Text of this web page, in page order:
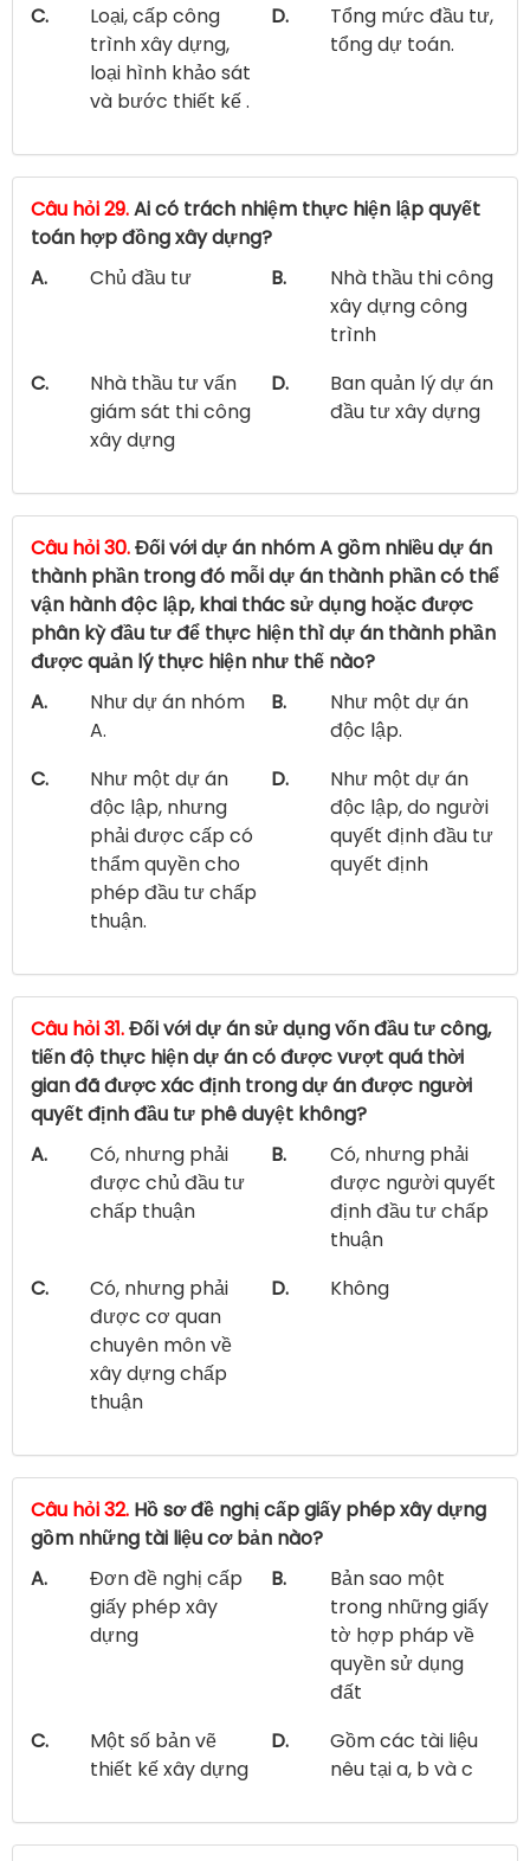
C.
Loại, cấp công
trình xây dựng,
loại hình khảo sát
và bước thiết kế .
D.
Tổng mức đầu tư,
tổng dự toán.
Câu hỏi 29.Ai có trách nhiệm thực hiện lập quyết
toán hợp đồng xây dựng?
A.
Chủ đầu tư B.
Nhà thầu thi công
xây dựng công
trình
C.
Nhà thầu tư vấn
giám sát thi công
xây dựng
D.
Ban quản lý dự án
đầu tư xây dựng
Câu hỏi 30.Đối với dự án nhóm A gồm nhiều dự án
thành phần trong đó mỗi dự án thành phần có thể
vận hành độc lập, khai thác sử dụng hoặc được
phân kỳ đầu tư để thực hiện thì dự án thành phần
được quản lý thực hiện như thế nào?
A.
Như dự án nhóm
A.
B.
Như một dự án
độc lập.
C.
Như một dự án
độc lập, nhưng
phải được cấp có
thẩm quyền cho
phép đầu tư chấp
thuận.
D.
Như một dự án
độc lập, do người
quyết định đầu tư
quyết định
Câu hỏi 31.Đối với dự án sử dụng vốn đầu tư công,
tiến độ thực hiện dự án có được vượt quá thời
gian đã được xác định trong dự án được người
quyết định đầu tư phê duyệt không?
A.
Có, nhưng phải
được chủ đầu tư
chấp thuận
B.
Có, nhưng phải
được người quyết
định đầu tư chấp
thuận
C.
Có, nhưng phải
được cơ quan
chuyên môn về
xây dựng chấp
thuận
D. Không
Câu hỏi 32. Hồ sơ đề nghị cấp giấy phép xây dựng
gồm những tài liệu cơ bản nào?
A.
Đơn đề nghị cấp
giấy phép xây
dựng
B.
Bản sao một
trong những giấy
tờ hợp pháp về
quyền sử dụng
đất
C.
Một số bản vẽ
thiết kế xây dựng
D.
Gồm các tài liệu
nêu tại a, b và c